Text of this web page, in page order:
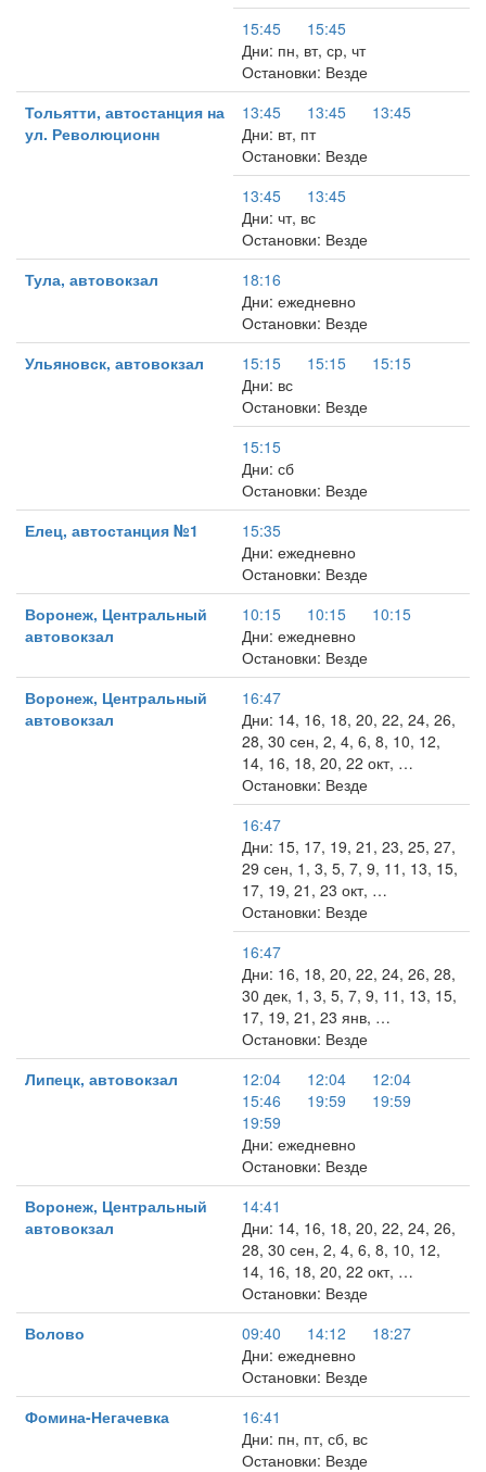
15:45
15:45
Дни: пн, вт, ср, чт
Остановки: Везде
Тольятти, автостанция на
ул. Революционн
13:45 13:45
13:45
Дни: вт, пт
Остановки: Везде
13:45
13:45
Дни: чт, вс
Остановки: Везде
Тула, автовокзал
18:16
Дни: ежедневно
Остановки: Везде
Ульяновск, автовокзал
15:15 15:15
15:15
Дни: вс
Остановки: Везде
15:15
Дни: сб
Остановки: Везде
Елец, автостанция №1
15:35
Дни: ежедневно
Остановки: Везде
Воронеж, Центральный
автовокзал
10:15 10:15
10:15
Дни: ежедневно
Остановки: Везде
Воронеж, Центральный
автовокзал
16:47
Дни: 14, 16, 18, 20, 22, 24, 26,
28, 30 сен, 2, 4, 6, 8, 10, 12,
14, 16, 18, 20, 22 окт, …
Остановки: Везде
16:47
Дни: 15, 17, 19, 21, 23, 25, 27,
29 сен, 1, 3, 5, 7, 9, 11, 13, 15,
17, 19, 21, 23 окт, …
Остановки: Везде
16:47
Дни: 16, 18, 20, 22, 24, 26, 28,
30 дек, 1, 3, 5, 7, 9, 11, 13, 15,
17, 19, 21, 23 янв, …
Остановки: Везде
Липецк, автовокзал
12:04 12:04
12:04
15:46
19:59
19:59
19:59
Дни: ежедневно
Остановки: Везде
Воронеж, Центральный
автовокзал
14:41
Дни: 14, 16, 18, 20, 22, 24, 26,
28, 30 сен, 2, 4, 6, 8, 10, 12,
14, 16, 18, 20, 22 окт, …
Остановки: Везде
Волово
09:40 14:12
18:27
Дни: ежедневно
Остановки: Везде
Фомина-Негачевка
16:41
Дни: пн, пт, сб, вс
Остановки: Везде